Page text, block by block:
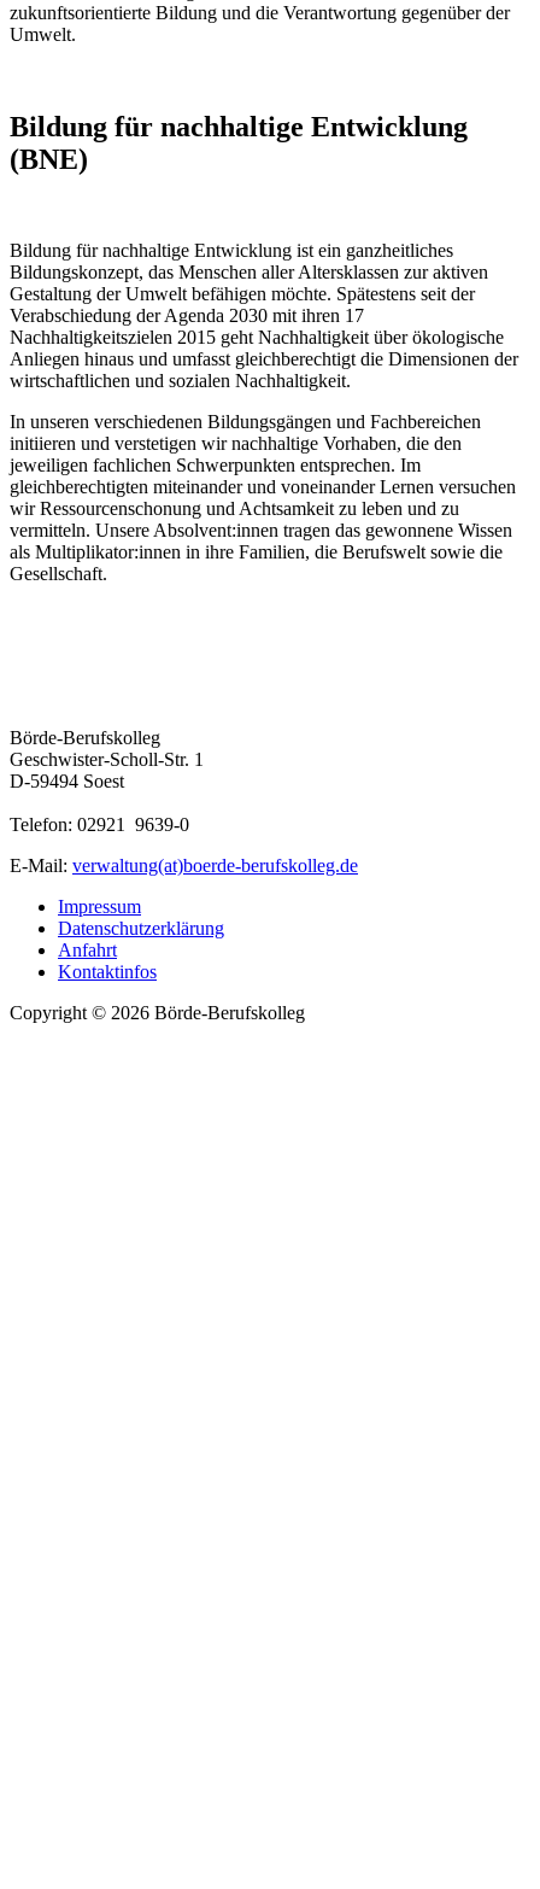
zukunftsorientierte Bildung und die Verantwortung gegenüber der
Umwelt.
Bildung für nachhaltige Entwicklung
(BNE)
Bildung für nachhaltige Entwicklung ist ein ganzheitliches
Bildungskonzept, das Menschen aller Altersklassen zur aktiven
Gestaltung der Umwelt befähigen möchte. Spätestens seit der
Verabschiedung der Agenda 2030 mit ihren 17
Nachhaltigkeitszielen 2015 geht Nachhaltigkeit über ökologische
Anliegen hinaus und umfasst gleichberechtigt die Dimensionen der
wirtschaftlichen und sozialen Nachhaltigkeit.
In unseren verschiedenen Bildungsgängen und Fachbereichen
initiieren und verstetigen wir nachhaltige Vorhaben, die den
jeweiligen fachlichen Schwerpunkten entsprechen. Im
gleichberechtigten miteinander und voneinander Lernen versuchen
wir Ressourcenschonung und Achtsamkeit zu leben und zu
vermitteln. Unsere Absolvent:innen tragen das gewonnene Wissen
als Multiplikator:innen in ihre Familien, die Berufswelt sowie die
Gesellschaft.
Börde-Berufskolleg
Geschwister-Scholl-Str. 1
D-59494 Soest
Telefon: 02921 9639-0
E-Mail: verwaltung(at)boerde-berufskolleg.de
Impressum
Datenschutzerklärung
Anfahrt
Kontaktinfos
Copyright © 2026 Börde-Berufskolleg